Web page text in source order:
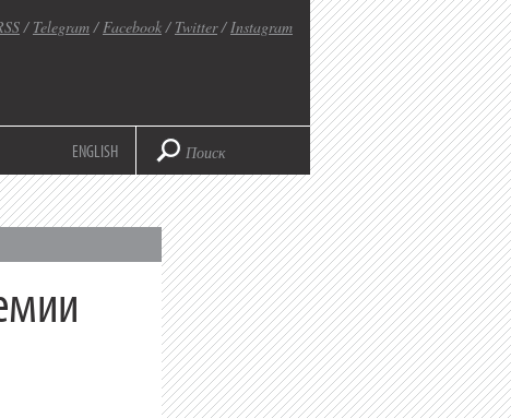
/ Telegram/Facebook/ Twitter/Instagram
ENGLISH